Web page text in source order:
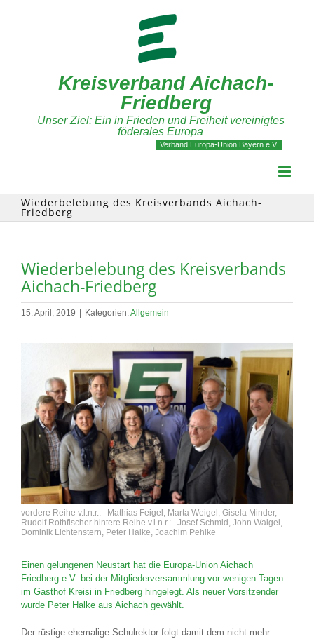
Kreisverband Aichach-
Friedberg
Unser Ziel: Ein in Frieden und Freiheit vereinigtes
föderales Europa
Verband Europa-Union Bayern e.V.
Wiederbelebung des Kreisverbands Aichach-
Friedberg
Wiederbelebung des Kreisverbands
Aichach-Friedberg
15. April, 2019 Kategorien:Allgemein
vordere Reihe v.l.n.r.: Mathias Feigel, Marta Weigel, Gisela Minder,
Rudolf Rothfischer hintere Reihe v.l.n.r.: Josef Schmid, John Waigel,
Dominik Lichtenstern, Peter Halke, Joachim Pehlke
Einen gelungenen Neustart hat die Europa-Union Aichach
Friedberg e.V. bei der Mitgliederversammlung vor wenigen Tagen
im Gasthof Kreisi in Friedberg hingelegt. Als neuer Vorsitzender
wurde Peter Halke aus Aichach gewählt.
Der rüstige ehemalige Schulrektor folgt damit dem nicht mehr